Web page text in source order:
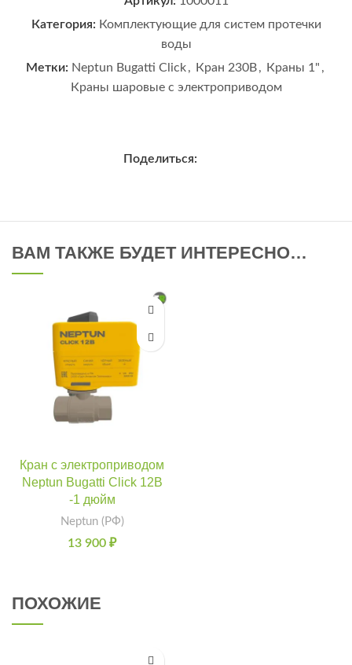
Категория: Комплектующие для систем протечки
воды
Метки: Neptun Bugatti Click, Кран 230В, Краны 1" ,
Краны шаровые с электроприводом
Поделиться:
ВАМ ТАКЖЕ БУДЕТ ИНТЕРЕСНО…
Кран с электроприводом
Neptun Bugatti Click 12В
-1 дюйм
Neptun (РФ)
13 900 ₽
ПОХОЖИЕ